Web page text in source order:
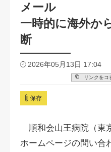
メール
一時的に海外か
断
2026年05月13日 17:04
リンクをコ
保存
順和会山王病院（東
ホームページの問い合